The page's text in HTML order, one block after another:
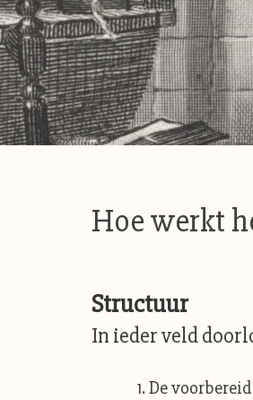
Hoe werkt
Structuur
In ieder veld
De